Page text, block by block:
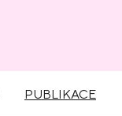
PUBLIKACE